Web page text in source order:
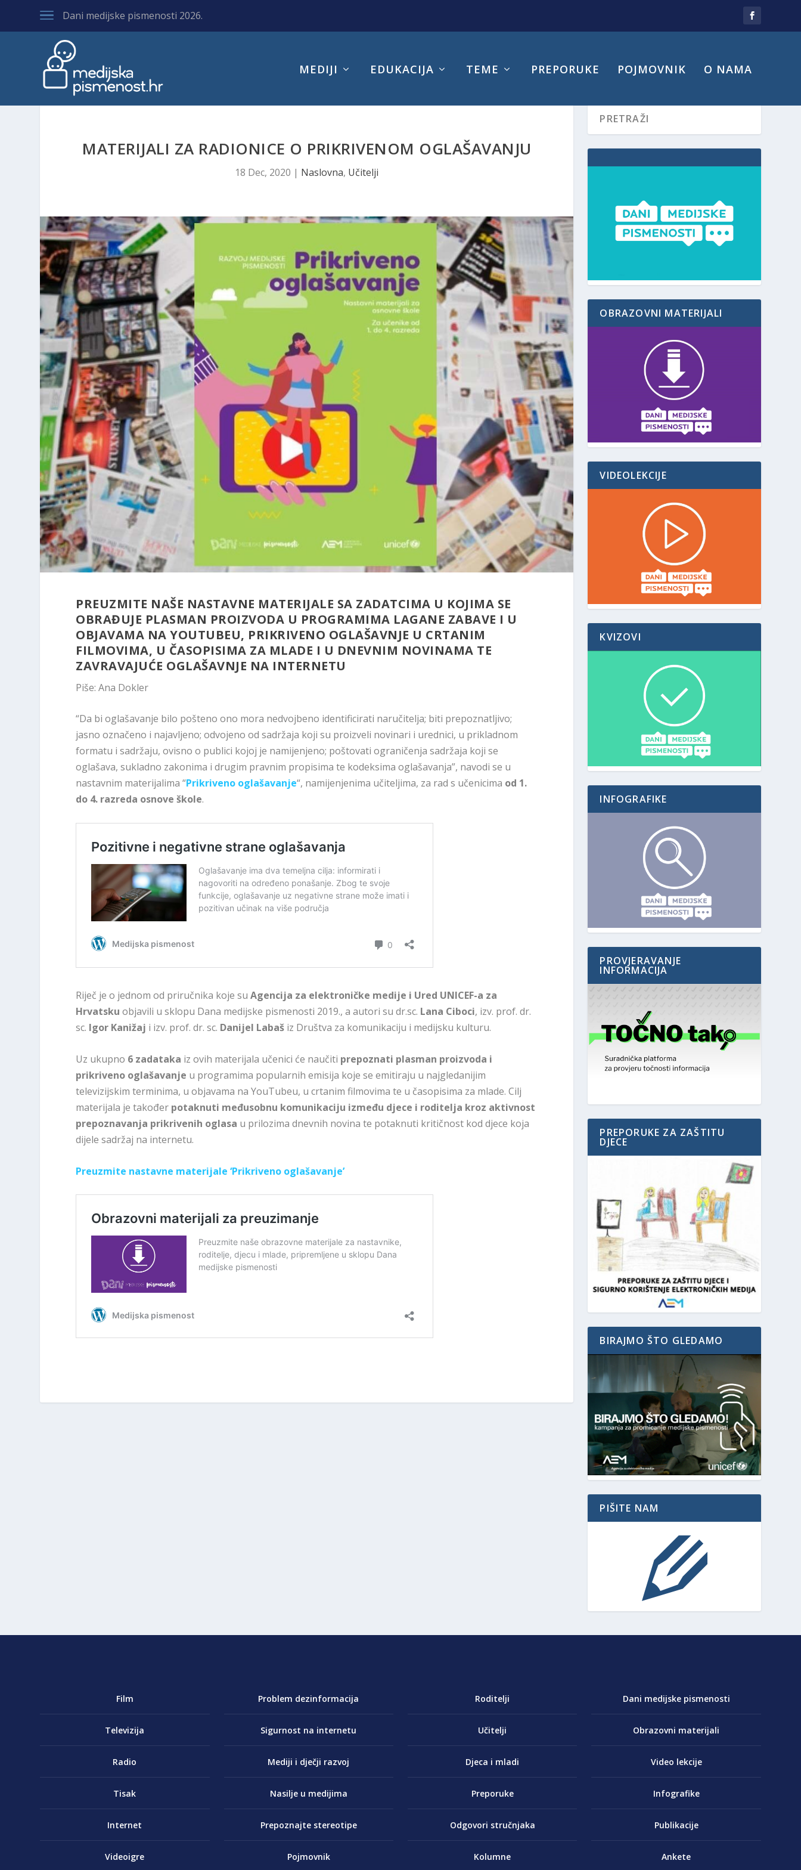
Dani medijske pismenosti 2026.
MEDIJI EDUKACIJA TEME PREPORUKE POJMOVNIK O NAMA
MATERIJALI ZA RADIONICE O PRIKRIVENOM OGLAŠAVANJU
18 Dec, 2020 | Naslovna, Učitelji
PREUZMITE NAŠE NASTAVNE MATERIJALE SA ZADATCIMA U KOJIMA SE
OBRAĐUJE PLASMAN PROIZVODA U PROGRAMIMA LAGANE ZABAVE I U
OBJAVAMA NA YOUTUBEU, PRIKRIVENO OGLAŠAVNJE U CRTANIM
FILMOVIMA, U ČASOPISIMA ZA MLADE I U DNEVNIM NOVINAMA TE
ZAVRAVAJUĆE OGLAŠAVNJE NA INTERNETU
Piše: Ana Dokler
“Da bi oglašavanje bilo pošteno ono mora nedvojbeno identificirati naručitelja; biti prepoznatljivo;
jasno označeno i najavljeno; odvojeno od sadržaja koji su proizveli novinari i urednici, u prikladnom
formatu i sadržaju, ovisno o publici kojoj je namijenjeno; poštovati ograničenja sadržaja koji se
oglašava, sukladno zakonima i drugim pravnim propisima te kodeksima oglašavanja”, navodi se u
nastavnim materijalima “Prikriveno oglašavanje“, namijenjenima učiteljima, za rad s učenicima od 1.
do 4. razreda osnove škole.
Riječ je o jednom od priručnika koje suAgencija za elektroničke medije i Ured UNICEF-a za
Hrvatsku objavili u sklopu Dana medijske pismenosti 2019., a autori su dr.sc. Lana Ciboci, izv. prof. dr.
sc. Igor Kanižaj i izv. prof. dr. sc. Danijel Labaš iz Društva za komunikaciju i medijsku kulturu.
Uz ukupno 6 zadataka iz ovih materijala učenici će naučiti prepoznati plasman proizvoda i
prikriveno oglašavanje u programima popularnih emisija koje se emitiraju u najgledanijim
televizijskim terminima, u objavama na YouTubeu, u crtanim filmovima te u časopisima za mlade. Cilj
materijala je također potaknuti međusobnu komunikaciju između djece i roditelja kroz aktivnost
prepoznavanja prikrivenih oglasa u prilozima dnevnih novina te potaknuti kritičnost kod djece koja
dijele sadržaj na internetu.
Preuzmite nastavne materijale ‘Prikriveno oglašavanje’
OBRAZOVNI MATERIJALI
VIDEOLEKCIJE
KVIZOVI
INFOGRAFIKE
PROVJERAVANJE
INFORMACIJA
PREPORUKE ZA ZAŠTITU
DJECE
BIRAJMO ŠTO GLEDAMO
PIŠITE NAM
Film
Televizija
Radio
Tisak
Internet
Videoigre
Problem dezinformacija
Sigurnost na internetu
Mediji i dječji razvoj
Nasilje u medijima
Prepoznajte stereotipe
Pojmovnik
Roditelji
Učitelji
Djeca i mladi
Preporuke
Odgovori stručnjaka
Kolumne
Dani medijske pismenosti
Obrazovni materijali
Video lekcije
Infografike
Publikacije
Ankete